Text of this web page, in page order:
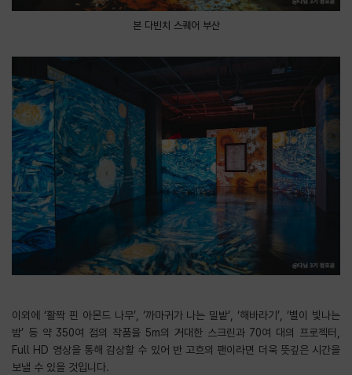
본 다빈치 스퀘어 부산
이외에 ‘활짝 핀 아몬드 나무’, ‘까마귀가 나는 밀밭’, ‘해바라기’, ‘별이 빛나는
밤’ 등 약 350여 점의 작품을 5m의 거대한 스크린과 70여 대의 프로젝터,
Full HD 영상을 통해 감상할 수 있어 반 고흐의 팬이라면 더욱 뜻깊은 시간을
보낼 수 있을 것입니다.